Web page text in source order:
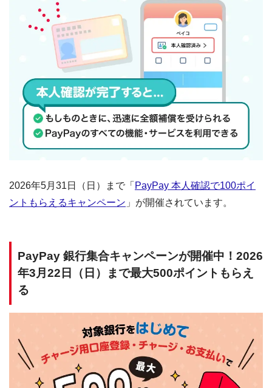
2026年5月31日（日）まで「 PayPay 本人確認で100ポイ
ントもらえるキャンペーン 」が開催されています。
PayPay 銀行集合キャンペーンが開催中！2026
年3月22日（日）まで最大500ポイントもらえ
る